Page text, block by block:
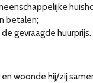
betalen;
gevraagde huurprijs.
woonde hij/zij